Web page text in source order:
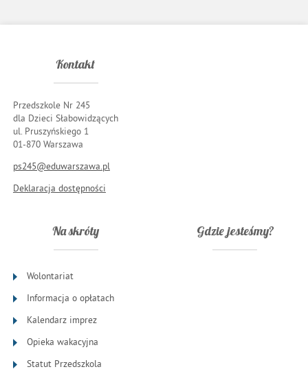
Kontakt
Przedszkole Nr 245
dla Dzieci Słabowidzących
ul. Pruszyńskiego 1
01-870 Warszawa
ps245@eduwarszawa.pl
Deklaracja dostępności
Na skróty
Wolontariat
Informacja o opłatach
Kalendarz imprez
Opieka wakacyjna
Statut Przedszkola
Gdzie jesteśmy?